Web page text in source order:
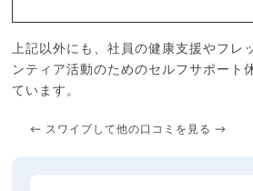
上記以外にも、社員の健康支援やフレ
ンティア活動のためのセルフサポート
ています。
← スワイプして他の口コミを見る →